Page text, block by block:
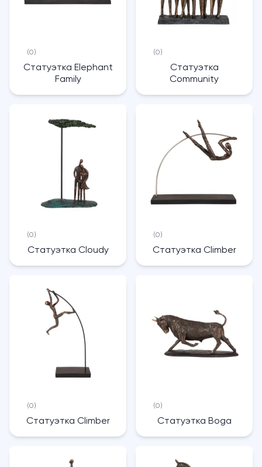
(0)
Статуэтка Elephant
Family
(0)
Статуэтка
Community
(0)
Статуэтка Cloudy
(0)
Статуэтка Climber
(0)
Статуэтка Climber
(0)
Статуэтка Boga